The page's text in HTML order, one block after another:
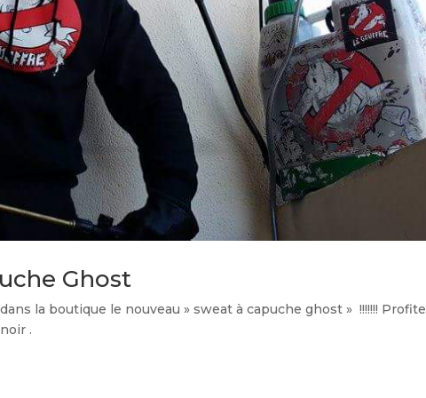
Ghost
la boutique le nouveau » sweat à capuche ghost » !!!!!!!
.